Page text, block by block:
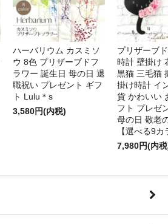
ハーバリウム カスミソ
ウ 8色 プリザーブドフ
ラワー 誕生日 母の日 退
職祝い プレゼント ギフ
ト Lulu＊s
3,580円(内税)
プリザーブ
時計 壁掛け
黒猫 三毛猫
掛け時計 イ
貨 かわいい
フト プレゼ
母の日 敬老
【選べる9カ
7,980円(内